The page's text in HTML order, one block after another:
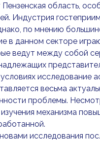
область,
Индустрия
по мнению
в данном секторе
ведут между собой
исследование
весьма
проблемы.
механизма
исследования